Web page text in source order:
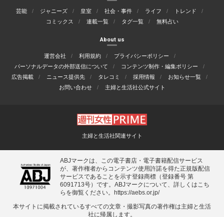
芸能 ジャニーズ 皇室 社会・事件 ライフ
トレンド
コミックス
連載一覧 タグ一覧 無料占い
About us
運営会社 利用規約
プライバシーポリシー
パーソナルデータの外部送信について
コンテンツ制作・編集ポリシー
広告掲載
ニュース提供先 タレコミ 採用情報
お知らせ一覧
お問い合わせ
主婦と生活社公式サイト
主婦と生活社関連サイト
ABJマークは、この電子書店・電子書籍配信サービス
が、著作権者からコンテンツ使用許諾を得た正規版配信
サービスであることを示す登録商標（登録番号 第
6091713号）です。ABJマークについて、詳しくはこち
らを御覧ください。 https://aebs.or.jp/
本サイトに掲載されているすべての⽂章・撮影写真の著作権は主婦と⽣活
社に帰属します。